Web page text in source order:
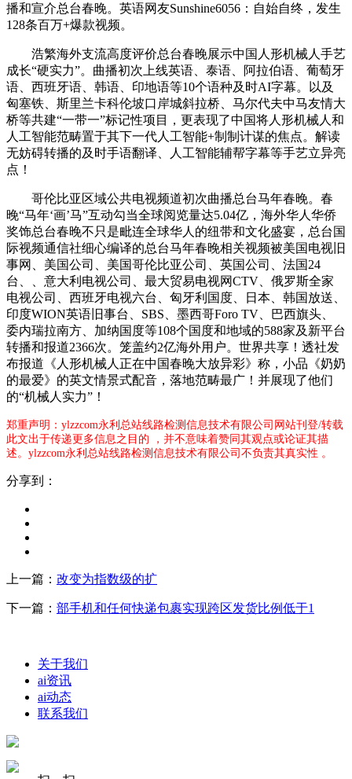
播和宣介总台春晚。英语网友Sunshine6056：自始自终，发生
128条百万+爆款视频。
浩繁海外支流高度评价总台春晚展示中国人形机械人手艺
成长“硬实力”。曲播初次上线英语、泰语、阿拉伯语、葡萄牙
语、西班牙语、韩语、印地语等10个语种及时AI字幕。以及
匈塞铁、斯里兰卡科伦坡口岸城斜拉桥、马尔代夫中马友情大
桥等共建“一带一”标记性项目，更表现了中国将人形机械人和
人工智能范畴置于其下一代人工智能+制制计谋的焦点。解读
无妨碍转播的及时手语翻译、人工智能辅帮字幕等手艺立异亮
点！
哥伦比亚区域公共电视频道初次曲播总台马年春晚。春
晚“马年‘画’马”互动勾当全球阅览量达5.04亿，海外华人华侨
奖饰总台春晚不只是毗连全球华人的纽带和文化盛宴，总台国
际视频通信社细心编译的总台马年春晚相关视频被美国电视旧
事网、美国公司、美国哥伦比亚公司、英国公司、法国24
台、、意大利电视公司、最大贸易电视网CTV、俄罗斯全家
电视公司、西班牙电视六台、匈牙利国度、日本、韩国放送、
印度WION英语旧事台、SBS、墨西哥Foro TV、巴西旗头、
委内瑞拉南方、加纳国度等108个国度和地域的588家及新平台
转播和报道2366次。笼盖约2亿海外用户。世界共享！透社发
布报道《人形机械人正在中国春晚大放异彩》称，小品《奶奶
的最爱》的英文情景式配音，落地范畴最广！并展现了他们
的“机械人实力”！
郑重声明：ylzzcom永利总站线路检测信息技术有限公司网站刊登/转载
此文出于传递更多信息之目的 ，并不意味着赞同其观点或论证其描
述。ylzzcom永利总站线路检测信息技术有限公司不负责其真实性 。
分享到：
上一篇： 改变为指数级的扩
下一篇： 部手机和任何快递包裹实现跨区发货比例低于1
关于我们
ai资讯
ai动态
联系我们